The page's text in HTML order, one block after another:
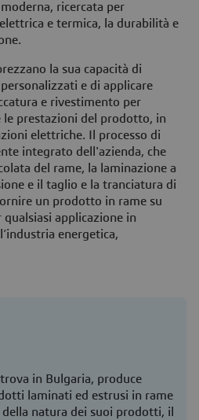
ricercata per
e termica, la durabilità e
la sua capacità di
e di applicare
e rivestimento per
prestazioni del prodotto, in
elettriche. Il processo di
integrato dell'azienda, che
del rame, la laminazione a
e il taglio e la tranciatura di
un prodotto in rame su
applicazione in
energetica,
in Bulgaria, produce
laminati ed estrusi in rame
della natura dei suoi prodotti, il